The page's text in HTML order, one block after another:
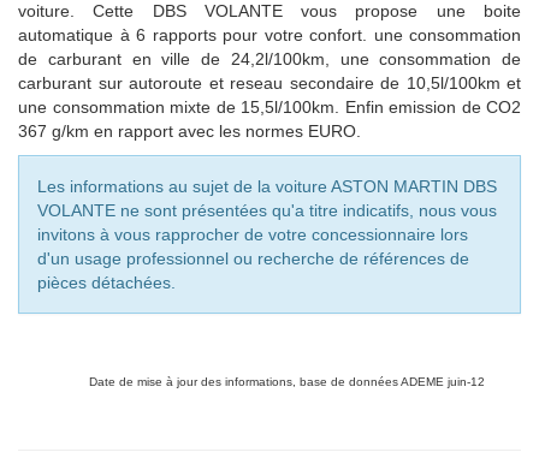
voiture. Cette DBS VOLANTE vous propose une boite
automatique à 6 rapports pour votre confort. une consommation
de carburant en ville de 24,2l/100km, une consommation de
carburant sur autoroute et reseau secondaire de 10,5l/100km et
une consommation mixte de 15,5l/100km. Enfin emission de CO2
367 g/km en rapport avec les normes EURO.
Les informations au sujet de la voiture ASTON MARTIN DBS
VOLANTE ne sont présentées qu'a titre indicatifs, nous vous
invitons à vous rapprocher de votre concessionnaire lors
d'un usage professionnel ou recherche de références de
pièces détachées.
Date de mise à jour des informations, base de données ADEME juin-12